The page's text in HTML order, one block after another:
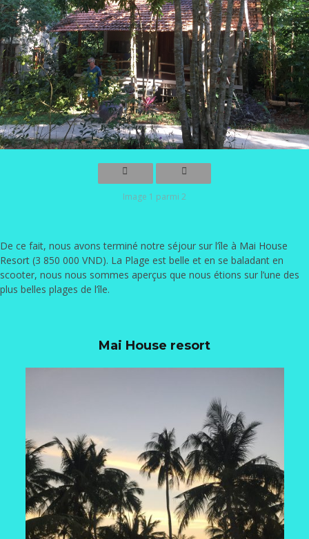
Image 1 parmi 2
De ce fait, nous avons terminé notre séjour sur l’île à Mai House
Resort (3 850 000 VND). La Plage est belle et en se baladant en
scooter, nous nous sommes aperçus que nous étions sur l’une des
plus belles plages de l’île.
Mai House resort